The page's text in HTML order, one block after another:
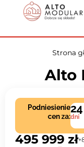
Strona
Alto
Podniesienie
cen za:
24
dni
495 999 zł